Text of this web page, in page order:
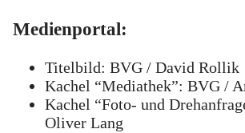
Medienportal:
Titelbild: BVG / David Rollik
Kachel “Mediathek”: BVG /
Kachel “Foto- und
Oliver Lang